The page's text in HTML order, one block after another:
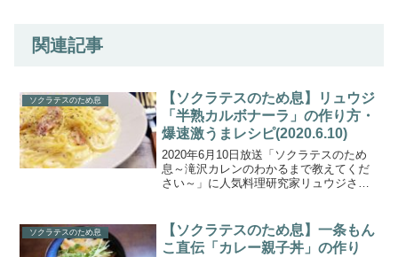
関連記事
ソクラテスのため息
【ソクラテスのため息】リュウジ
「半熟カルボナーラ」の作り方・
爆速激うまレシピ(2020.6.10)
2020年6月10日放送「ソクラテスのため
息～滝沢カレンのわかるまで教えてくだ
さい～」に人気料理研究家リュウジさん
さんが考案した爆速激ウマレシピをエハ
ラマサヒロさん一家...
ソクラテスのため息
【ソクラテスのため息】一条もん
こ直伝「カレー親子丼」の作り